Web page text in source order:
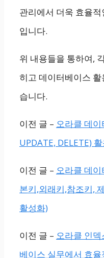
관리에서 더욱 효율
입니다.
위 내용들을 통하여,
히고 데이터베이스
습니다.
이전 글 – 오라클 데이
UPDATE, DELETE)
이전 글 – 오라클 데
본키,외래키,참조키,
활성화)
이전 글 – 오라클 인
베이스 실무에서 효